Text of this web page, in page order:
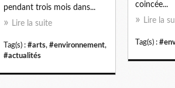
coincée...
Lire la
Tag(s) :
pendant trois mois dans...
Lire la suite
Tag(s) : #arts, #environnement,
#actualités